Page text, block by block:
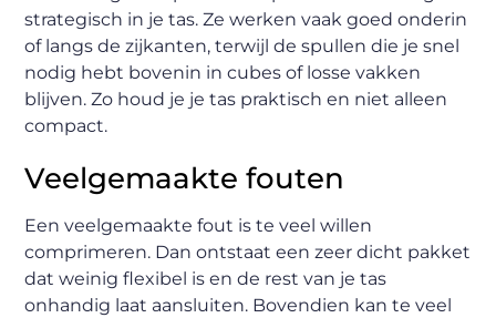
strategisch in je tas. Ze werken vaak goed onderin
of langs de zijkanten, terwijl de spullen die je snel
nodig hebt bovenin in cubes of losse vakken
blijven. Zo houd je je tas praktisch en niet alleen
compact.
Veelgemaakte fouten
Een veelgemaakte fout is te veel willen
comprimeren. Dan ontstaat een zeer dicht pakket
dat weinig flexibel is en de rest van je tas
onhandig laat aansluiten. Bovendien kan te veel